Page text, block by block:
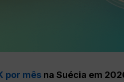
por mês na Suécia em